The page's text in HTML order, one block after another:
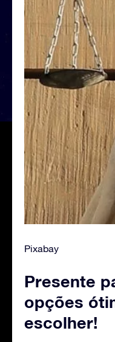
Pixabay
Presente
opções
escolher!